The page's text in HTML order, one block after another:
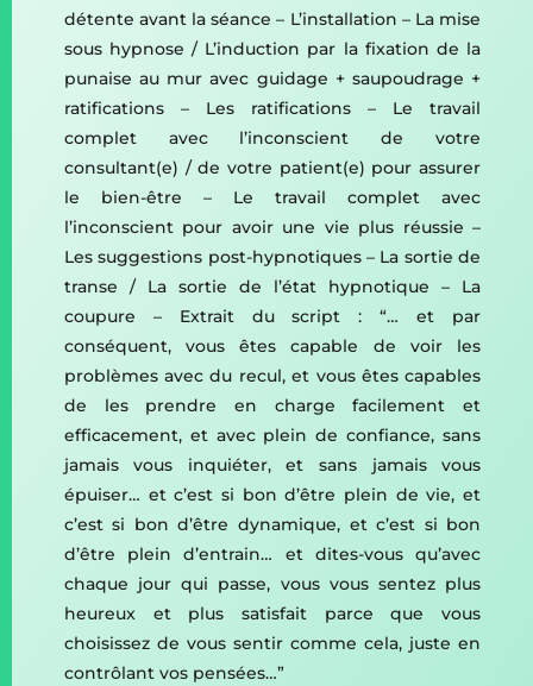
détente avant la séance – L’installation – La mise
sous hypnose / L’induction par la fixation de la
punaise au mur avec guidage + saupoudrage +
ratifications – Les ratifications – Le travail
complet avec l’inconscient de votre
consultant(e) / de votre patient(e) pour assurer
le bien-être – Le travail complet avec
l’inconscient pour avoir une vie plus réussie –
Les suggestions post-hypnotiques – La sortie de
transe / La sortie de l’état hypnotique – La
coupure – Extrait du script : “… et par
conséquent, vous êtes capable de voir les
problèmes avec du recul, et vous êtes capables
de les prendre en charge facilement et
efficacement, et avec plein de confiance, sans
jamais vous inquiéter, et sans jamais vous
épuiser… et c’est si bon d’être plein de vie, et
c’est si bon d’être dynamique, et c’est si bon
d’être plein d’entrain… et dites-vous qu’avec
chaque jour qui passe, vous vous sentez plus
heureux et plus satisfait parce que vous
choisissez de vous sentir comme cela, juste en
contrôlant vos pensées…”